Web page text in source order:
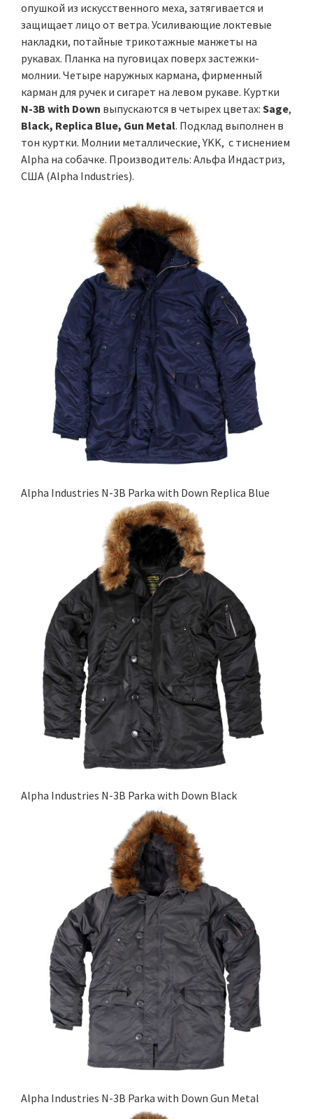
опушкой из искусственного меха, затягивается и
защищает лицо от ветра. Усиливающие локтевые
накладки, потайные трикотажные манжеты на
рукавах. Планка на пуговицах поверх застежки-
молнии. Четыре наружных кармана, фирменный
карман для ручек и сигарет на левом рукаве. Куртки
N-3B with Down выпускаются в четырех цветах: Sage,
Black, Replica Blue, Gun Metal. Подклад выполнен в
тон куртки. Молнии металлические, YKK, с тиснением
Alpha на собачке. Производитель: Альфа Индастриз,
США (Alpha Industries).
Alpha Industries N-3B Parka with Down Replica Blue
Alpha Industries N-3B Parka with Down Black
Alpha Industries N-3B Parka with Down Gun Metal